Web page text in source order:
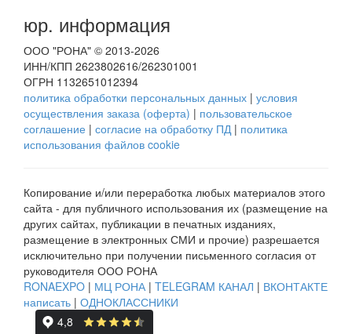
юр. информация
ООО "РОНА" © 2013-2026
ИНН/КПП 2623802616/262301001
ОГРН 1132651012394
политика обработки персональных данных | условия
осуществления заказа (оферта) | пользовательское
соглашение | согласие на обработку ПД| политика
использования файлов cookie
Копирование и/или переработка любых материалов этого
сайта - для публичного использования их (размещение на
других сайтах, публикации в печатных изданиях,
размещение в электронных СМИ и прочие) разрешается
исключительно при получении письменного согласия от
руководителя ООО РОНА
RONAEXPO | МЦ РОНА| TELEGRAM КАНАЛ | ВКОНТАКТЕ
написать | ОДНОКЛАССНИКИ